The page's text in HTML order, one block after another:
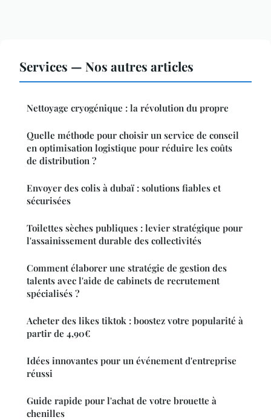
Services — Nos autres articles
Nettoyage cryogénique : la révolution du propre
Quelle méthode pour choisir un service de conseil
en optimisation logistique pour réduire les coûts
de distribution ?
Envoyer des colis à dubaï : solutions fiables et
sécurisées
Toilettes sèches publiques : levier stratégique pour
l'assainissement durable des collectivités
Comment élaborer une stratégie de gestion des
talents avec l'aide de cabinets de recrutement
spécialisés ?
Acheter des likes tiktok : boostez votre popularité à
partir de 4,90€
Idées innovantes pour un événement d'entreprise
réussi
Guide rapide pour l'achat de votre brouette à
chenilles